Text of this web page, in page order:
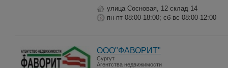
улица Сосновая, 12 склад 14
пн-пт 08:00-18:00; сб-вс 08:00-12:00
ООО"ФАВОРИТ"
Сургут
Агентства недвижимости